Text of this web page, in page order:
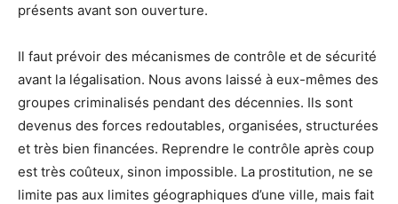
présents avant son ouverture.
Il faut prévoir des mécanismes de contrôle et de sécurité
avant la légalisation. Nous avons laissé à eux-mêmes des
groupes criminalisés pendant des décennies. Ils sont
devenus des forces redoutables, organisées, structurées
et très bien financées. Reprendre le contrôle après coup
est très coûteux, sinon impossible. La prostitution, ne se
limite pas aux limites géographiques d’une ville, mais fait